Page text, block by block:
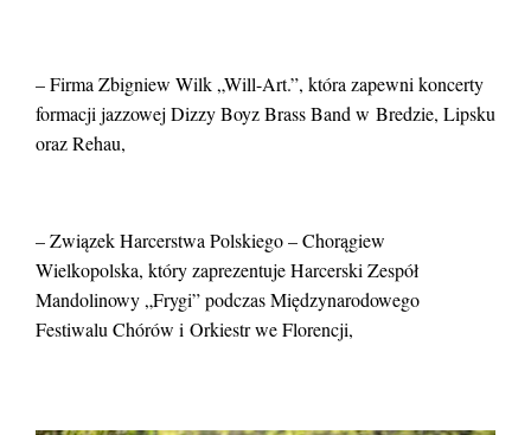
– Firma Zbigniew Wilk „Will-Art.”, która zapewni koncerty
formacji jazzowej Dizzy Boyz Brass Band w Bredzie, Lipsku
oraz Rehau,
– Związek Harcerstwa Polskiego – Chorągiew
Wielkopolska, który zaprezentuje Harcerski Zespół
Mandolinowy „Frygi” podczas Międzynarodowego
Festiwalu Chórów i Orkiestr we Florencji,